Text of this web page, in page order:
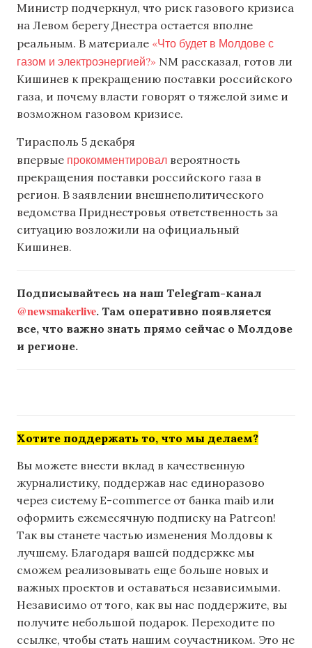
Министр подчеркнул, что риск газового кризиса
на Левом берегу Днестра остается вполне
реальным. В материале «Что будет в Молдове с
газом и электроэнергией?» NM рассказал, готов ли
Кишинев к прекращению поставки российского
газа, и почему власти говорят о тяжелой зиме и
возможном газовом кризисе.
Тирасполь 5 декабря
впервые прокомментировал вероятность
прекращения поставки российского газа в
регион. В заявлении внешнеполитического
ведомства Приднестровья ответственность за
ситуацию возложили на официальный
Кишинев.
Подписывайтесь на наш Telegram-канал
@newsmakerlive. Там оперативно появляется
все, что важно знать прямо сейчас о Молдове
и регионе.
Хотите поддержать то, что мы делаем?
Вы можете внести вклад в качественную
журналистику, поддержав нас единоразово
через систему E-commerce от банка maib или
оформить ежемесячную подписку на Patreon!
Так вы станете частью изменения Молдовы к
лучшему. Благодаря вашей поддержке мы
сможем реализовывать еще больше новых и
важных проектов и оставаться независимыми.
Независимо от того, как вы нас поддержите, вы
получите небольшой подарок. Переходите по
ссылке, чтобы стать нашим соучастником. Это не